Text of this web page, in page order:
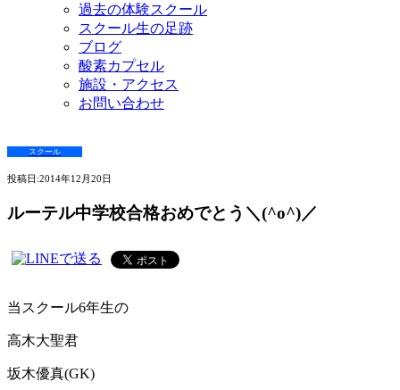
過去の体験スクール
スクール生の足跡
ブログ
酸素カプセル
施設・アクセス
お問い合わせ
スクール
投稿日:2014年12月20日
ルーテル中学校合格おめでとう＼(^o^)／
当スクール6年生の
高木大聖君
坂木優真(GK)